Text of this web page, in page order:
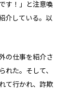
す！」と注意喚
介している。以
の仕事を紹介さ
れた。そして、
て行かれ、詐欺